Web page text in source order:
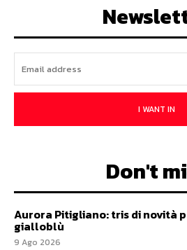
I WANT IN
Don't
Aurora Pitigliano: tris di novità
gialloblù
9 Ago 2026